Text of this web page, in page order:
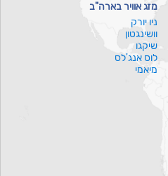
מזג אוויר בארה"ב
ניו יורק
וושינגטון
שיקגו
לוס אנג'לס
מיאמי